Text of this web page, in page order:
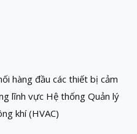
hàng đầu các thiết bị cảm
lĩnh vực Hệ thống Quản lý
khí (HVAC)